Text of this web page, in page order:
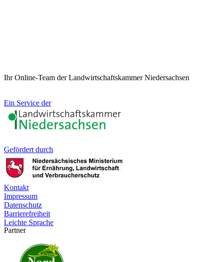
Ihr Online-Team der Landwirtschaftskammer Niedersachsen
Ein Service der
Gefördert durch
Kontakt
Impressum
Datenschutz
Barrierefreiheit
Leichte Sprache
Partner